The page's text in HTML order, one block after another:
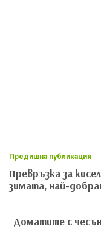
Предишна публикация
Превръзка за
зимата, най-
Доматите с